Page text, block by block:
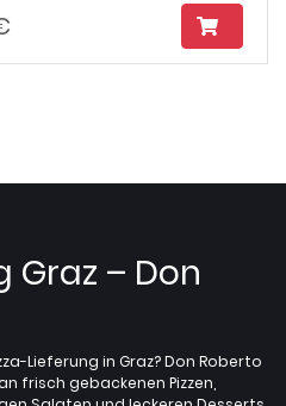
Graz – Don
Lieferung in Graz? Don Roberto
frisch gebackenen Pizzen,